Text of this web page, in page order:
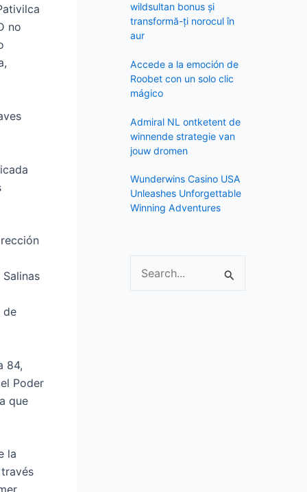
no
de
84,
Poder
que
la
:
wildsultan bonus și
transformă-ți norocul în
aur
Accede a la emoción de
Roobet con un solo clic
mágico
Admiral NL ontketent de
winnende strategie van
jouw dromen
Wunderwins Casino USA
Unleashes Unforgettable
Winning Adventures